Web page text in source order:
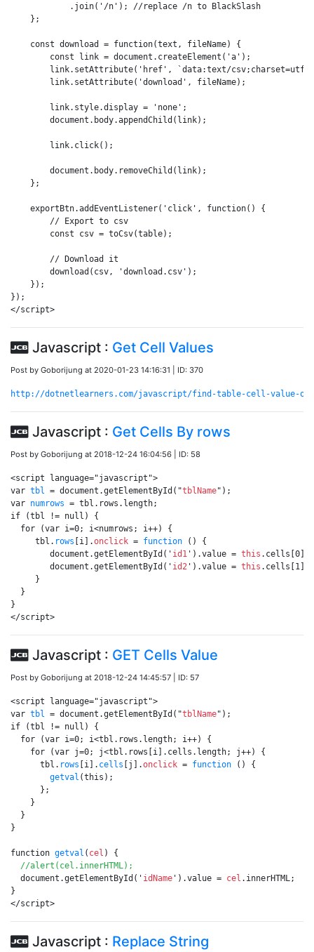
            .join('/n'); //replace /n to BlackSlash
    };
    const download = function(text, fileName) {
        const link = document.createElement('a');
link.setAttribute('href', `data:text/
        link.setAttribute('download', fileName);
        link.style.display = 'none';
        document.body.appendChild(link);
        link.click();
        document.body.removeChild(link);
    };
    exportBtn.addEventListener('click', function() {
        // Export to csv
        const csv = toCsv(table);
        // Download it
        download(csv, 'download.csv');
    });
});
</script>
Javascript : Get Cell Values
Post by Goborijung at 2020-01-23 14:16:31 | ID: 370
http://dotnetlearners.com/javascript/find-table-cell-value-
Javascript : Get Cells By rows
Post by Goborijung at 2018-12-24 16:04:56 | ID: 58
<script language="javascript">
var tbl = document.getElementById("tblName");
var numrows = tbl.rows.length;
if (tbl != null) {
  for (var i=0; i<numrows; i++) {
     tbl.
rows [i].onclick = function () {
        document.getElementById('
id1 ').value = this
        document.getElementById('
id2 ').value = this
     }
  }
}
</script>
Javascript : GET Cells Value
Post by Goborijung at 2018-12-24 14:45:57 | ID: 57
<script language="javascript">
var tbl = document.getElementById("tblName");
if (tbl != null) {
  for (var i=0; i<tbl.rows.length; i++) {
    for (var j=0; j<tbl.rows[i].cells.length; j++) {
      tbl.
rows [i]. cells [j].onclick = function () {
getval (this);
      };
    }
  }
}
function getval ( cel ) {
//alert(cel.innerHTML);
  document.getElementById('
idName ').value = cel .innerHTML;
}
</script>
Javascript : Replace String